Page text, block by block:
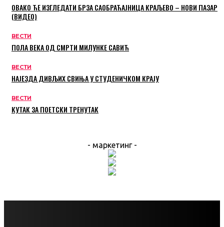
ОВАКО ЋЕ ИЗГЛЕДАТИ БРЗА САОБРАЋАЈНИЦА КРАЉЕВО – НОВИ ПАЗАР
(ВИДЕО)
ВЕСТИ
ПОЛА ВЕКА ОД СМРТИ МИЛУНКЕ САВИЋ
ВЕСТИ
НАЈЕЗДА ДИВЉИХ СВИЊА У СТУДЕНИЧКОМ КРАЈУ
ВЕСТИ
КУТАК ЗА ПОЕТСКИ ТРЕНУТАК
- маркетинг -